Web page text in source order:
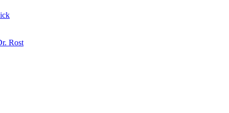
Rost